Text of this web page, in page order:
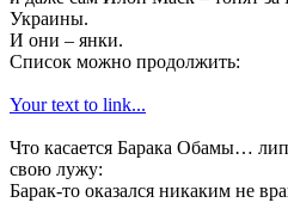
Украины.
И они – янки.
Список можно продолжить:
Your text to link...
Что касается Барака Обамы…
свою лужу:
Барак-то оказался никаким не